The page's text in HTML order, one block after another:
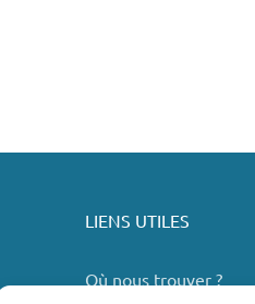
LIENS UTILES
Où nous trouver ?